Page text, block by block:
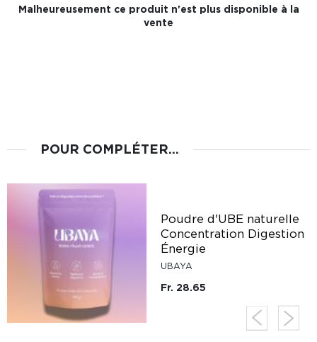
Malheureusement ce produit n'est plus disponible à la
vente
POUR COMPLÉTER...
Poudre d'UBE naturelle
Concentration Digestion
Énergie
UBAYA
Fr. 28.65